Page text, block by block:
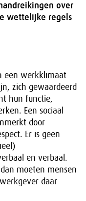
over
wettelijke regels
een werkklimaat
zich gewaardeerd
hun functie,
Een sociaal
door
Er is geen
en verbaal.
moeten mensen
daar